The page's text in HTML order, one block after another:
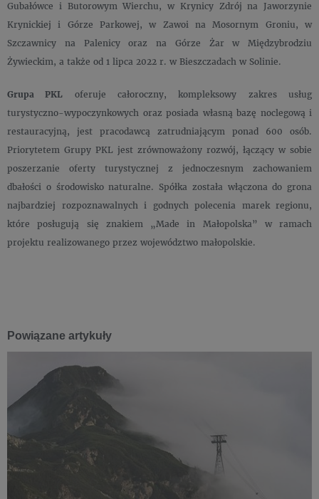
Gubałówce i Butorowym Wierchu, w Krynicy Zdrój na Jaworzynie
Krynickiej i Górze Parkowej, w Zawoi na Mosornym Groniu, w
Szczawnicy na Palenicy oraz na Górze Żar w Międzybrodziu
Żywieckim, a także od 1 lipca 2022 r. w Bieszczadach w Solinie.
Grupa PKL oferuje całoroczny, kompleksowy zakres usług
turystyczno-wypoczynkowych oraz posiada własną bazę noclegową i
restauracyjną, jest pracodawcą zatrudniającym ponad 600 osób.
Priorytetem Grupy PKL jest zrównoważony rozwój, łączący w sobie
poszerzanie oferty turystycznej z jednoczesnym zachowaniem
dbałości o środowisko naturalne. Spółka została włączona do grona
najbardziej rozpoznawalnych i godnych polecenia marek regionu,
które posługują się znakiem „Made in Małopolska” w ramach
projektu realizowanego przez województwo małopolskie.
Powiązane artykuły